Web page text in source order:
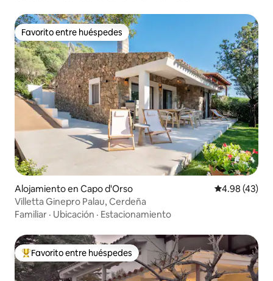
Favorito entre huéspedes
Favorito entre huéspedes
Alojamiento en Capo d'Orso Calificación
4.98 (43)
Villetta Ginepro Palau, Cerdeña
Familiar · Ubicación · Estacionamiento
Favorito entre huéspedes preferido
Favorito entre huéspedes